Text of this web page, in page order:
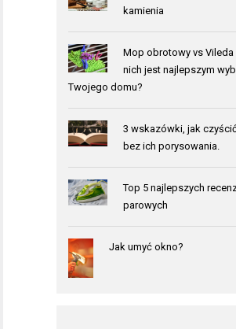
kamienia
Mop obrotowy vs
nich jest najlepszym
Twojego domu?
3 wskazówki, jak
bez ich porysowania.
Top 5 najlepszych
parowych
Jak umyć okno?